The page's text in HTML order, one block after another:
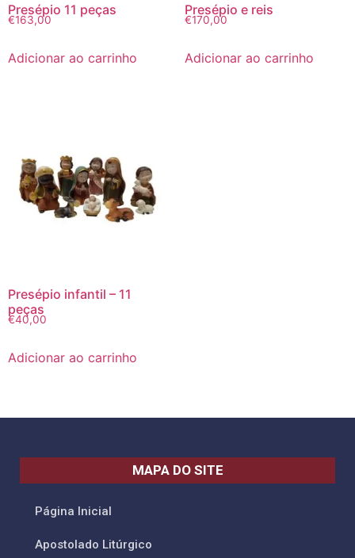
Presépio 11 peças
€163,00
Adicionar ao carrinho
Presépio e reis
€170,00
Adicionar ao carrinho
Presépio infantil – 11
peças
€40,00
Adicionar ao carrinho
MAPA DO SITE
Página Inicial
Apostolado Litúrgico